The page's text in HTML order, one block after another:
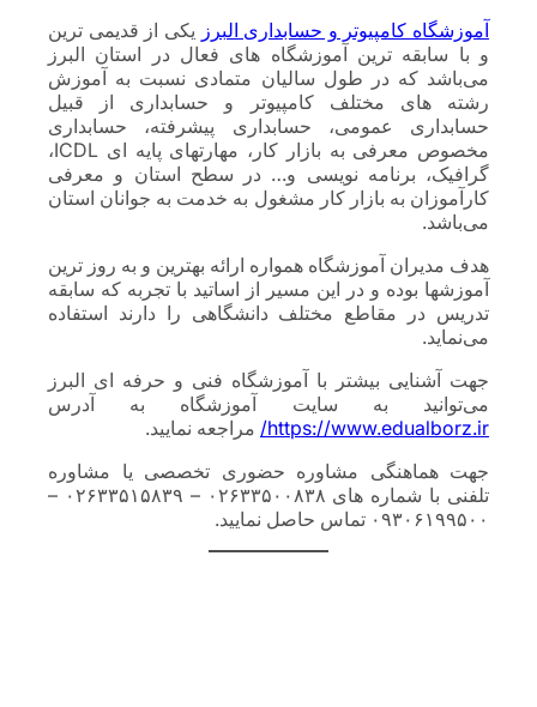
آموزشگاه کامپیوتر و حسابداری البرز یکی از قدیمی ترین
و با سابقه ترین آموزشگاه های فعال در استان البرز
می‌باشد که در طول سالیان متمادی نسبت به آموزش
رشته های مختلف کامپیوتر و حسابداری از قبیل
حسابداری عمومی، حسابداری پیشرفته، حسابداری
مخصوص معرفی به بازار کار، مهارتهای پایه ای ICDL،
گرافیک، برنامه نویسی و… در سطح استان و معرفی
کارآموزان به بازار کار مشغول به خدمت به جوانان استان
می‌باشد.
هدف مدیران آموزشگاه همواره ارائه بهترین و به روز ترین
آموزشها بوده و در این مسیر از اساتید با تجربه که سابقه
تدریس در مقاطع مختلف دانشگاهی را دارند استفاده
می‌نماید.
جهت آشنایی بیشتر با آموزشگاه فنی و حرفه ای البرز
می‌توانید به سایت آموزشگاه به آدرس
https://www.edualborz.ir/ مراجعه نمایید.
جهت هماهنگی مشاوره حضوری تخصصی یا مشاوره
تلفنی با شماره های ۰۲۶۳۳۵۰۰۸۳۸ – ۰۲۶۳۳۵۱۵۸۳۹ –
۰۹۳۰۶۱۹۹۵۰۰ تماس حاصل نمایید.